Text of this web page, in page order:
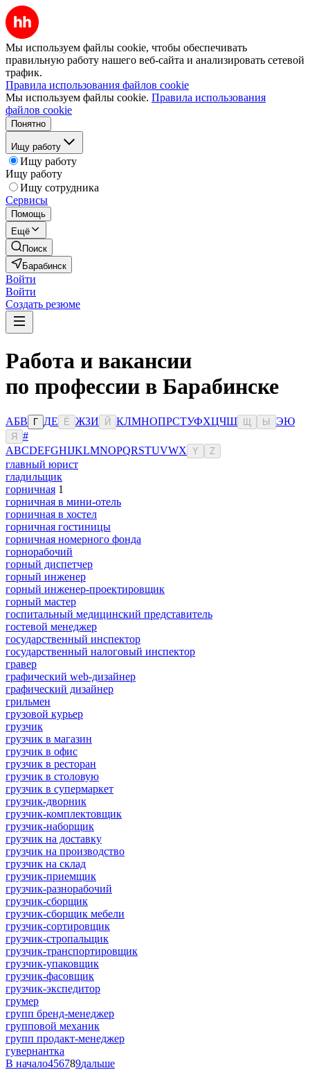
Мы используем файлы cookie, чтобы обеспечивать
правильную работу нашего веб-сайта и анализировать сетевой
трафик.
Правила использования файлов cookie
Мы используем файлы cookie. Правила использования
файлов cookie
Понятно
Ищу работу
Ищу работу
Ищу работу
Ищу сотрудника
Сервисы
Помощь
Ещё
Поиск
Барабинск
Войти
Войти
Создать резюме
Работа и вакансии
по профессии в Барабинске
АБВ Г ДЕ Ё ЖЗИ Й КЛМНОПРСТУФХЦЧШ Ы ЭЮ
Я
#
ABCDEFGHIJKLMNOPQRSTUVWX Y Z
главный юрист
гладильщик
горничная 1
горничная в мини-отель
горничная в хостел
горничная гостиницы
горничная номерного фонда
горнорабочий
горный диспетчер
горный инженер
горный инженер-проектировщик
горный мастер
госпитальный медицинский представитель
гостевой менеджер
государственный инспектор
государственный налоговый инспектор
гравер
графический web-дизайнер
графический дизайнер
грильмен
грузовой курьер
грузчик
грузчик в магазин
грузчик в офис
грузчик в ресторан
грузчик в столовую
грузчик в супермаркет
грузчик-дворник
грузчик-комплектовщик
грузчик-наборщик
грузчик на доставку
грузчик на производство
грузчик на склад
грузчик-приемщик
грузчик-разнорабочий
грузчик-сборщик
грузчик-сборщик мебели
грузчик-сортировщик
грузчик-стропальщик
грузчик-транспортировщик
грузчик-упаковщик
грузчик-фасовщик
грузчик-экспедитор
грумер
групп бренд-менеджер
групповой механик
групп продакт-менеджер
гувернантка
В начало456789дальше